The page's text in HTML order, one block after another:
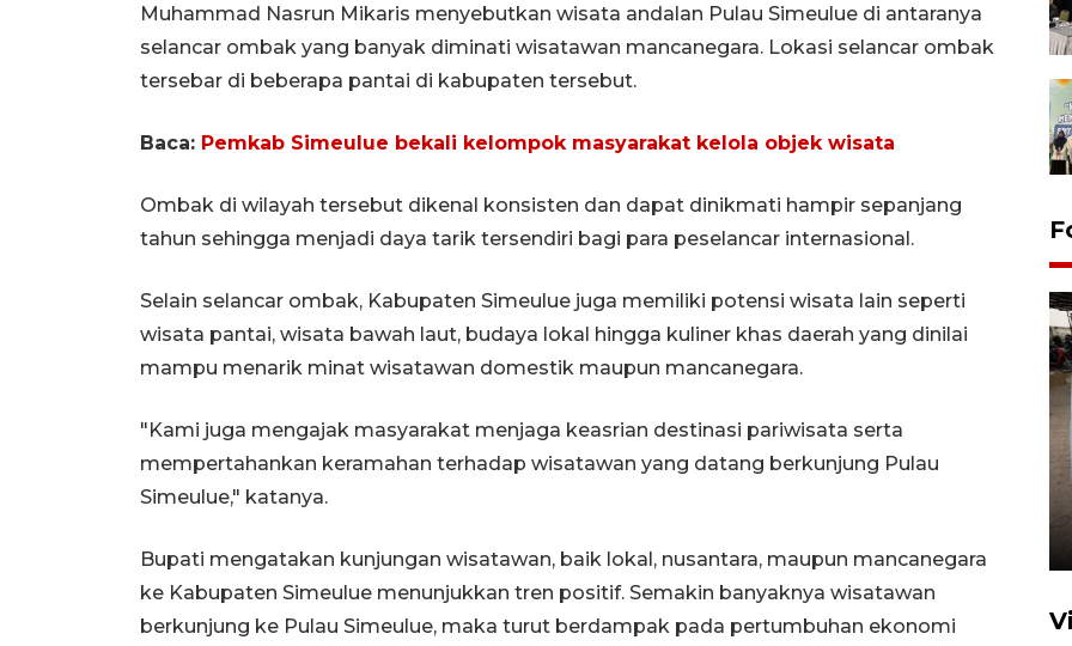
Muhammad Nasrun Mikaris menyebutkan wisata andalan Pulau Simeulue di antaranya
selancar ombak yang banyak diminati wisatawan mancanegara. Lokasi selancar ombak
tersebar di beberapa pantai di kabupaten tersebut.
Baca: Pemkab Simeulue bekali kelompok masyarakat kelola objek wisata
Ombak di wilayah tersebut dikenal konsisten dan dapat dinikmati hampir sepanjang
tahun sehingga menjadi daya tarik tersendiri bagi para peselancar internasional.
Selain selancar ombak, Kabupaten Simeulue juga memiliki potensi wisata lain seperti
wisata pantai, wisata bawah laut, budaya lokal hingga kuliner khas daerah yang dinilai
mampu menarik minat wisatawan domestik maupun mancanegara.
"Kami juga mengajak masyarakat menjaga keasrian destinasi pariwisata serta
mempertahankan keramahan terhadap wisatawan yang datang berkunjung Pulau
Simeulue," katanya.
Bupati mengatakan kunjungan wisatawan, baik lokal, nusantara, maupun mancanegara
ke Kabupaten Simeulue menunjukkan tren positif. Semakin banyaknya wisatawan
berkunjung ke Pulau Simeulue, maka turut berdampak pada pertumbuhan ekonomi
FOTO - Arus libur Panjang ke